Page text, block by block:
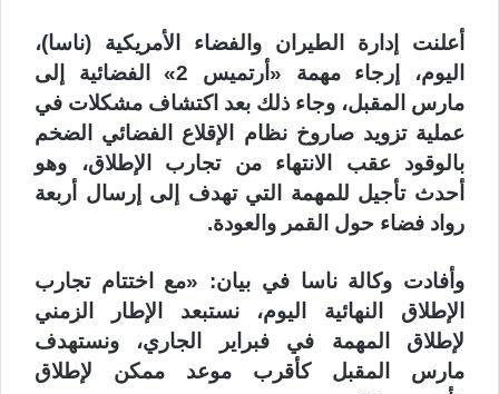
أعلنت إدارة الطيران والفضاء الأمريكية (ناسا)،
اليوم، إرجاء مهمة «أرتميس 2» الفضائية إلى
مارس المقبل، وجاء ذلك بعد اكتشاف مشكلات في
عملية تزويد صاروخ نظام الإقلاع الفضائي الضخم
بالوقود عقب الانتهاء من تجارب الإطلاق، وهو
أحدث تأجيل للمهمة التي تهدف إلى إرسال أربعة
رواد فضاء حول القمر والعودة.
وأفادت وكالة ناسا في بيان: «مع اختتام تجارب
الإطلاق النهائية اليوم، نستبعد الإطار الزمني
لإطلاق المهمة في فبراير الجاري، ونستهدف
مارس المقبل كأقرب موعد ممكن لإطلاق